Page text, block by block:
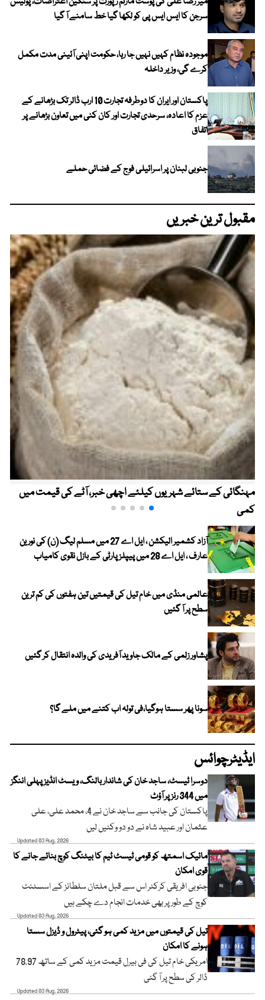
سرجن کا ایس ایس پی کو لکھا گیا خط سامنے آ گیا
موجودہ نظام کہیں نہیں جا رہا، حکومت اپنی آئینی مدت مکمل
کرے گی، وزیر داخلہ
پاکستان اور ایران کا دوطرفہ تجارت 10 ارب ڈالر تک بڑھانے کے
عزم کا اعادہ، سرحدی تجارت اور کان کنی میں تعاون بڑھانے پر
اتفاق
جنوبی لبنان پر اسرائیلی فوج کے فضائی حملے
مقبول ترین خبریں
مہنگائی کے ستائے شہریوں کیلئے اچھی خبر، آٹے کی قیمت میں
کمی
آزاد کشمیر الیکشن ، ایل اے 27 میں مسلم لیگ (ن) کی نورین
عارف ، ایل اے 28 میں پیپلز پارٹی کے بازل نقوی کامیاب
عالمی منڈی میں خام تیل کی قیمتیں تین ہفتوں کی کم ترین
سطح پر آ گئیں
پشاور زلمی کے مالک جاوید آفریدی کی والدہ انتقال کر گئیں
سونا پھر سستا ہوگیا،فی تولہ اب کتنے میں ملے گا؟
ایڈیٹرچوائس
دوسرا ٹیسٹ، ساجد خان کی شاندار بالنگ، ویسٹ انڈیز پہلی اننگز
میں 344 رنز پر آؤٹ
پاکستان کی جانب سے ساجد خان نے 4، محمد علی، علی
عثمان اور عبید شاہ نے دو دو وکٹیں لیں
Updated 03 Aug, 2026
مائیک اسمتھ کو قومی ٹیسٹ ٹیم کا بیٹنگ کوچ بنائے جانے کا
قوی امکان
جنوبی افریقی کرکٹر اس سے قبل ملتان سلطانز کے اسسٹنٹ
کوچ کے طور پر بھی خدمات انجام دے چکے ہیں
Updated 03 Aug, 2026
تیل کی قیمتوں میں مزید کمی ہو گئی، پیٹرول و ڈیزل سستا
ہونے کا امکان
امریکی خام تیل کی فی بیرل قیمت مزید کمی کے ساتھ 78.97
ڈالر کی سطح پر آ گئی
Updated 03 Aug, 2026